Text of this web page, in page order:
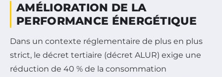
AMÉLIORATION DE LA
PERFORMANCE ÉNERGÉTIQUE
Dans un contexte réglementaire de plus en plus
strict, le décret tertiaire (décret ALUR) exige une
réduction de 40 % de la consommation